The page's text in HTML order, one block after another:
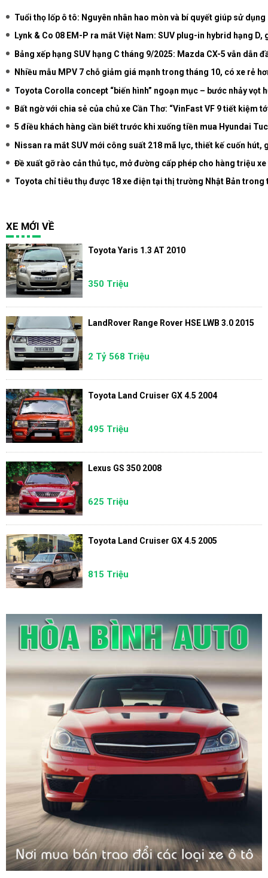
Tuổi thọ lốp ô tô: Nguyên nhân hao mòn và bí quyết giúp sử dụng
Lynk & Co 08 EM-P ra mắt Việt Nam: SUV plug-in hybrid hạng
Bảng xếp hạng SUV hạng C tháng 9/2025: Mazda CX-5 vẫn dẫn
Nhiều mẫu MPV 7 chỗ giảm giá mạnh trong tháng 10, có xe rẻ
Toyota Corolla concept “biến hình” ngoạn mục – bước nhảy vọt
Bất ngờ với chia sẻ của chủ xe Cần Thơ: “VinFast VF 9 tiết kiệm
5 điều khách hàng cần biết trước khi xuống tiền mua Hyundai
Nissan ra mắt SUV mới công suất 218 mã lực, thiết kế cuốn hút,
Đề xuất gỡ rào cản thủ tục, mở đường cấp phép cho hàng triệu
Toyota chỉ tiêu thụ được 18 xe điện tại thị trường Nhật Bản trong
XE MỚI VỀ
Toyota Yaris 1.3 AT 2010
350 Triệu
LandRover Range Rover HSE LWB 3.0 2015
2 Tỷ 568 Triệu
Toyota Land Cruiser GX 4.5 2004
495 Triệu
Lexus GS 350 2008
625 Triệu
Toyota Land Cruiser GX 4.5 2005
815 Triệu